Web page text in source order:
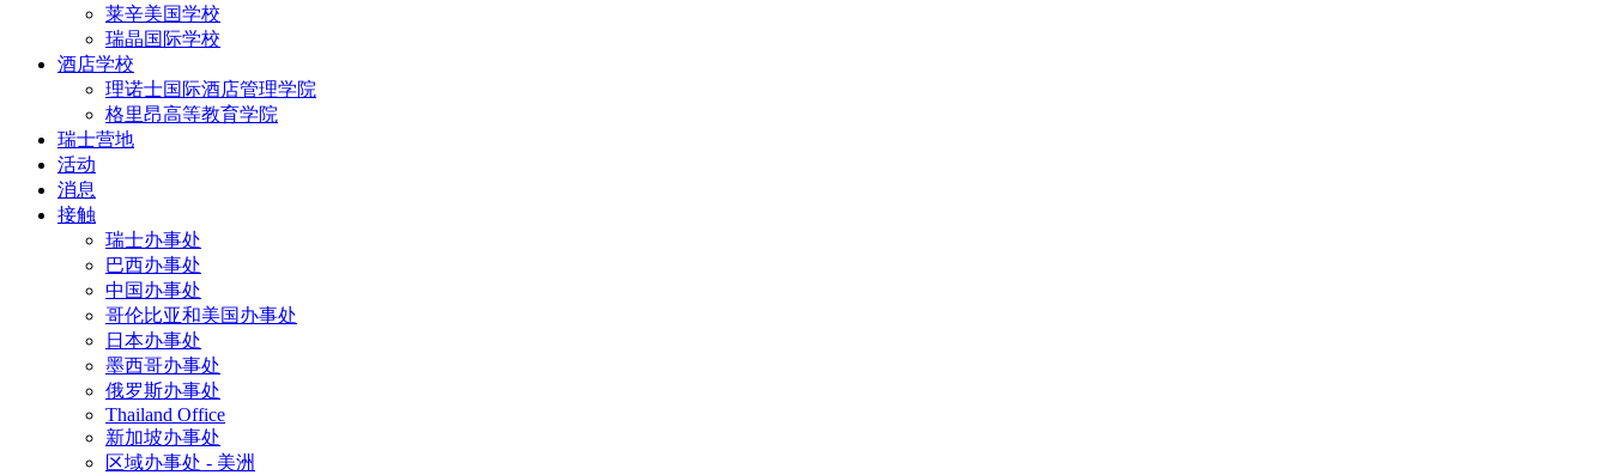
莱辛美国学校
瑞晶国际学校
酒店学校
理诺士国际酒店管理学院
格里昂高等教育学院
瑞士营地
活动
消息
接触
瑞士办事处
巴西办事处
中国办事处
哥伦比亚和美国办事处
日本办事处
墨西哥办事处
俄罗斯办事处
Thailand Office
新加坡办事处
区域办事处 - 美洲